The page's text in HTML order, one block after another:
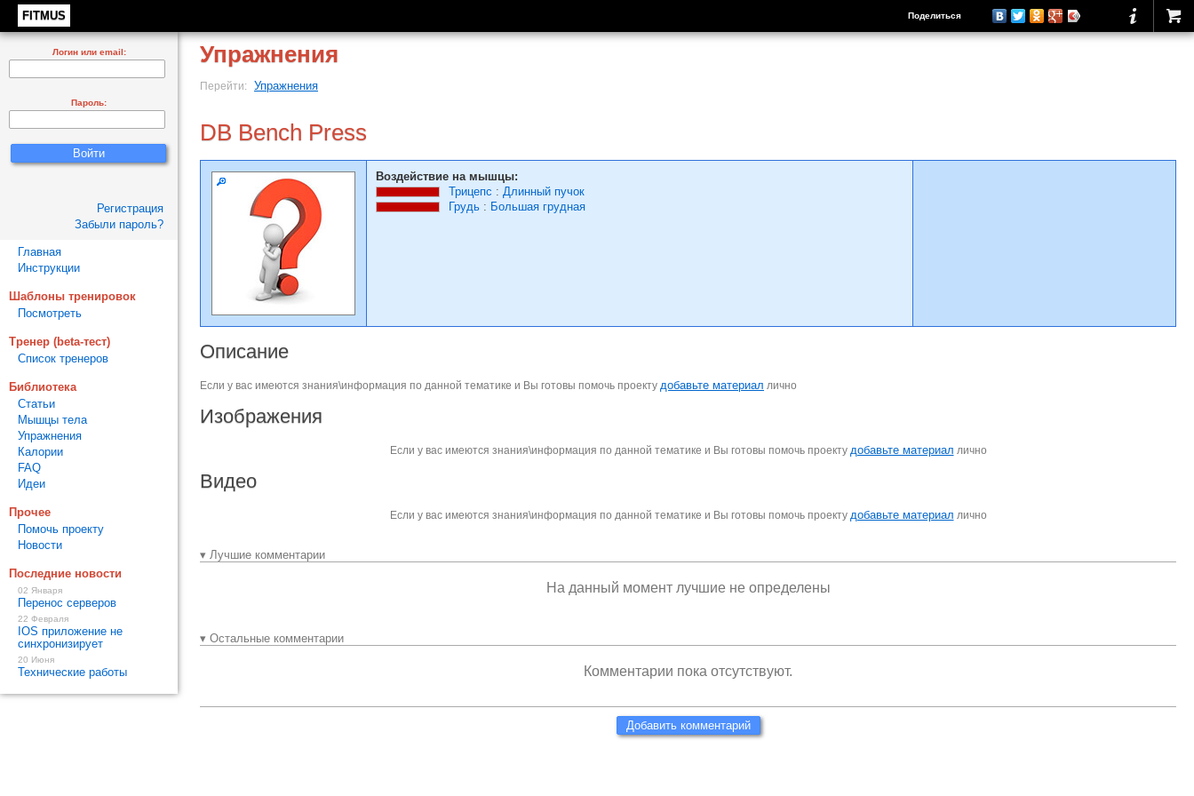
FITMUS Поделиться
Упражнения
Перейти: Упражнения
DB Bench Press
Воздействие на мышцы:
Трицепс : Длинный пучок
Грудь : Большая грудная
Описание
Если у вас имеются знания\информация по данной тематике и Вы готовы помочь проекту добавьте материал лично
Изображения
Если у вас имеются знания\информация по данной тематике и Вы готовы помочь проекту добавьте материал лично
Видео
Если у вас имеются знания\информация по данной тематике и Вы готовы помочь проекту добавьте материал лично
▾ Лучшие комментарии
На данный момент лучшие не определены
▾ Остальные комментарии
Комментарии пока отсутствуют.
Добавить комментарий
Логин или email:
Пароль:
Регистрация
Забыли пароль?
Главная
Инструкции
Шаблоны тренировок
Посмотреть
Тренер (beta-тест)
Список тренеров
Библиотека
Статьи
Мышцы тела
Упражнения
Калории
FAQ
Идеи
Прочее
Помочь проекту
Новости
Последние новости
02 Января
Перенос серверов
22 Февраля
IOS приложение не
синхронизирует
20 Июня
Технические работы